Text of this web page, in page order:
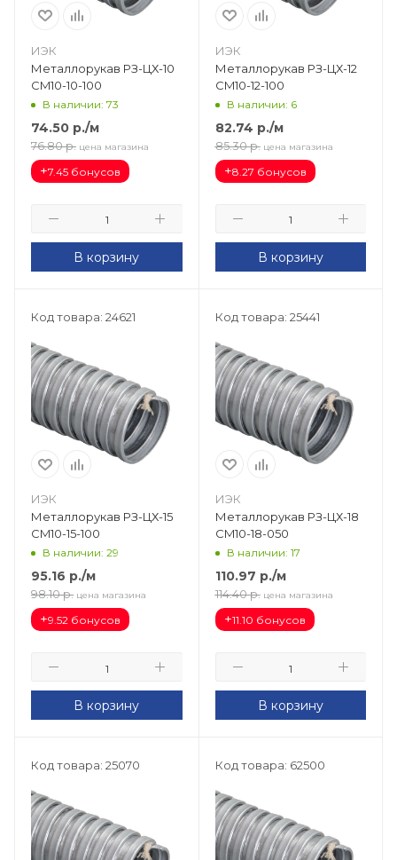
ИЭК
Металлорукав РЗ-ЦХ-10
CM10-10-100
В наличии: 73
74.50 р./м
76.80 р. цена магазина
+7.45 бонусов
В корзину
ИЭК
Металлорукав РЗ-ЦХ-12
CM10-12-100
В наличии: 6
82.74 р./м
85.30 р. цена магазина
+8.27 бонусов
В корзину
Код товара: 24621
ИЭК
Металлорукав РЗ-ЦХ-15
CM10-15-100
В наличии: 29
95.16 р./м
98.10 р. цена магазина
+9.52 бонусов
В корзину
Код товара: 25441
ИЭК
Металлорукав РЗ-ЦХ-18
CM10-18-050
В наличии: 17
110.97 р./м
114.40 р. цена магазина
+11.10 бонусов
В корзину
Код товара: 25070 Код товара: 62500